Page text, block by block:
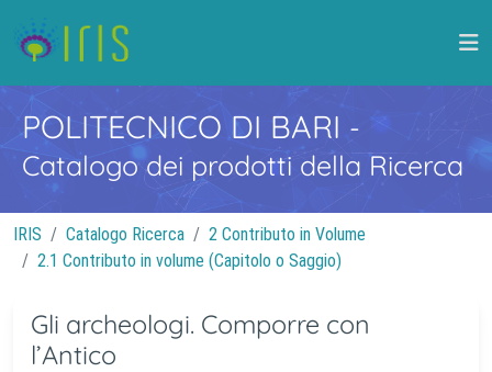
POLITECNICO DI BARI -
Catalogo dei prodotti della Ricerca
IRIS Catalogo Ricerca
2 Contributo in Volume
2.1 Contributo in volume (Capitolo o Saggio)
Gli archeologi. Comporre con
l’Antico